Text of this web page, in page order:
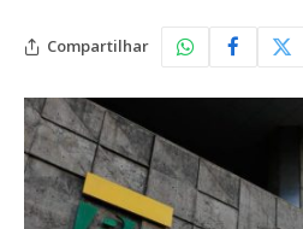
Compartilhar